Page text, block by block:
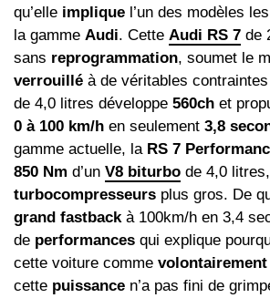
qu’elle implique l’un des modèles
la gamme Audi. Cette Audi RS 7 de
sans reprogrammation, soumet le
verrouillé à de véritables
de 4,0 litres développe 560ch et
0 à 100 km/h en seulement 3,8
gamme actuelle, la RS 7
850 Nm d’un V8 biturbo de 4,0
turbocompresseurs plus gros. De
grand fastbackà 100km/h en 3,4
de performances qui explique
cette voiture comme volontairement
cette puissance n’a pas fini de